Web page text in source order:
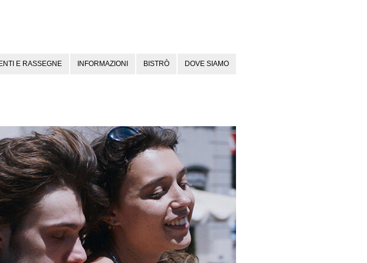
E RASSEGNE INFORMAZIONI BISTRÒ DOVE SIAMO